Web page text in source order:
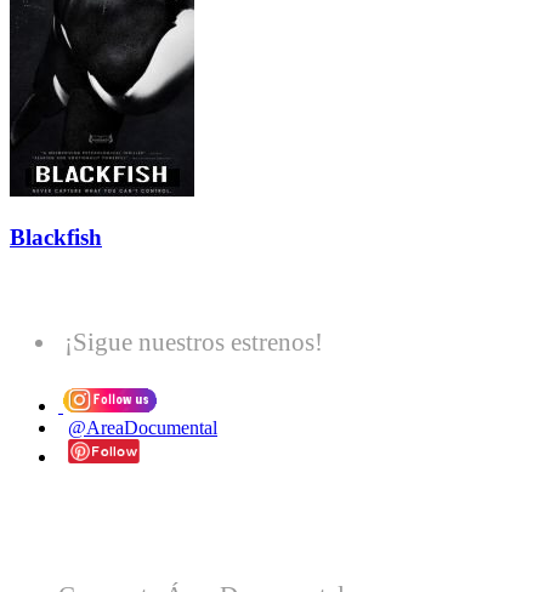
Blackfish
¡Sigue nuestros estrenos!
@AreaDocumental